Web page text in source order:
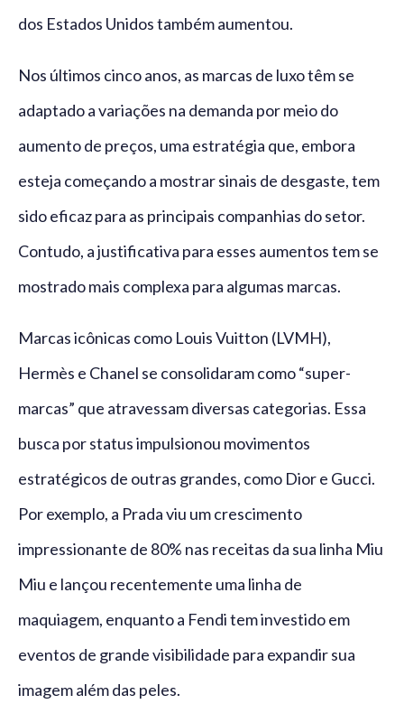
dos Estados Unidos também aumentou.
Nos últimos cinco anos, as marcas de luxo têm se
adaptado a variações na demanda por meio do
aumento de preços, uma estratégia que, embora
esteja começando a mostrar sinais de desgaste, tem
sido eficaz para as principais companhias do setor.
Contudo, a justificativa para esses aumentos tem se
mostrado mais complexa para algumas marcas.
Marcas icônicas como Louis Vuitton (LVMH),
Hermès e Chanel se consolidaram como “super-
marcas” que atravessam diversas categorias. Essa
busca por status impulsionou movimentos
estratégicos de outras grandes, como Dior e Gucci.
Por exemplo, a Prada viu um crescimento
impressionante de 80% nas receitas da sua linha Miu
Miu e lançou recentemente uma linha de
maquiagem, enquanto a Fendi tem investido em
eventos de grande visibilidade para expandir sua
imagem além das peles.